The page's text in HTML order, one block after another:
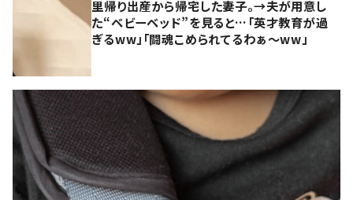
里帰り出産から帰宅した妻子。→夫が用意し
た“ベビーベッド”を見ると…「英才教育が過
ぎるww」「闘魂こめられてるわぁ～ww」